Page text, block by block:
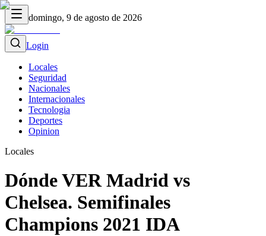
domingo, 9 de agosto de 2026
Login
Locales
Seguridad
Nacionales
Internacionales
Tecnologia
Deportes
Opinion
Locales
Dónde VER Madrid vs
Chelsea. Semifinales
Champions 2021 IDA